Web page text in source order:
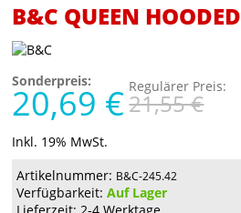
B&C QUEEN HOODED
Sonderpreis:
20,69 € Regulärer Preis:
21,55 €
Inkl. 19% MwSt.
Artikelnummer: B&C-245.42
Verfügbarkeit:Auf Lager